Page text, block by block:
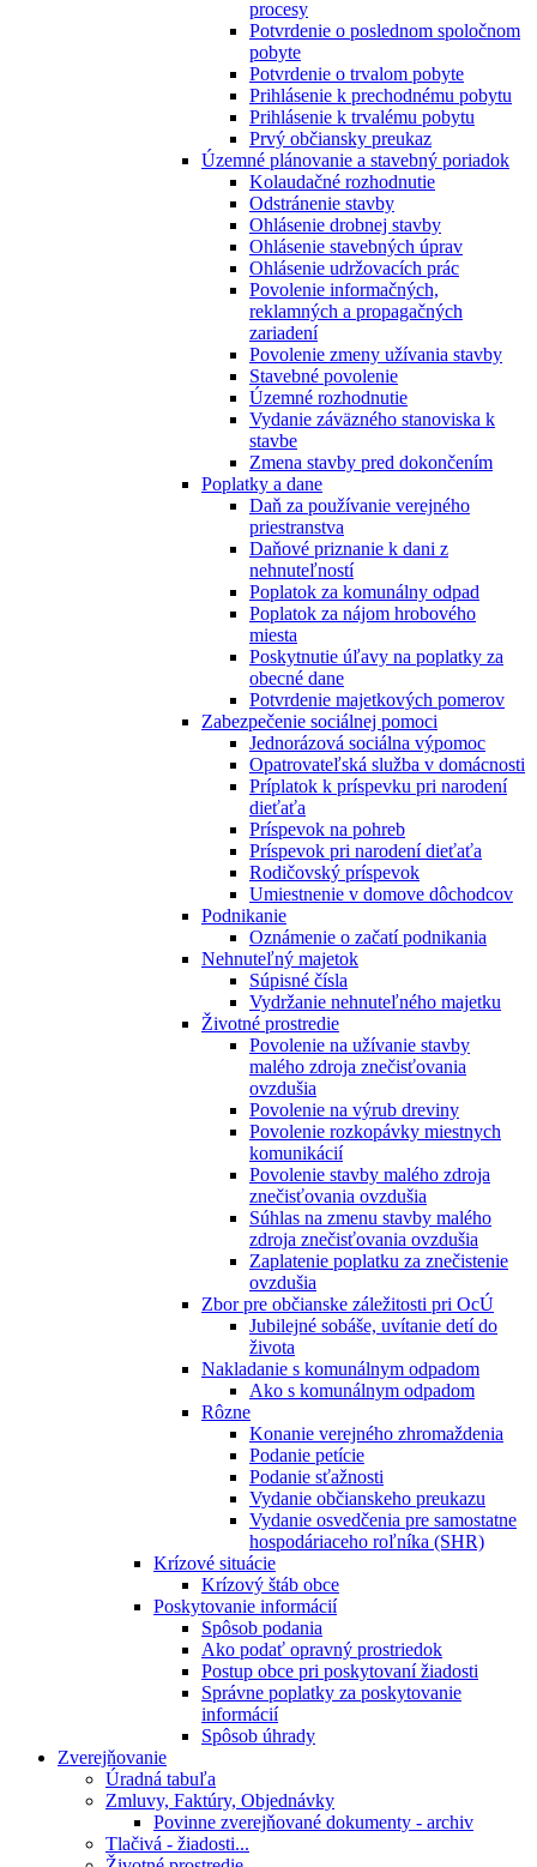
procesy
Potvrdenie o poslednom spoločnom
pobyte
Potvrdenie o trvalom pobyte
Prihlásenie k prechodnému pobytu
Prihlásenie k trvalému pobytu
Prvý občiansky preukaz
Územné plánovanie a stavebný poriadok
Kolaudačné rozhodnutie
Odstránenie stavby
Ohlásenie drobnej stavby
Ohlásenie stavebných úprav
Ohlásenie udržovacích prác
Povolenie informačných,
reklamných a propagačných
zariadení
Povolenie zmeny užívania stavby
Stavebné povolenie
Územné rozhodnutie
Vydanie záväzného stanoviska k
stavbe
Zmena stavby pred dokončením
Poplatky a dane
Daň za používanie verejného
priestranstva
Daňové priznanie k dani z
nehnuteľností
Poplatok za komunálny odpad
Poplatok za nájom hrobového
miesta
Poskytnutie úľavy na poplatky za
obecné dane
Potvrdenie majetkových pomerov
Zabezpečenie sociálnej pomoci
Jednorázová sociálna výpomoc
Opatrovateľská služba v domácnosti
Príplatok k príspevku pri narodení
dieťaťa
Príspevok na pohreb
Príspevok pri narodení dieťaťa
Rodičovský príspevok
Umiestnenie v domove dôchodcov
Podnikanie
Oznámenie o začatí podnikania
Nehnuteľný majetok
Súpisné čísla
Vydržanie nehnuteľného majetku
Životné prostredie
Povolenie na užívanie stavby
malého zdroja znečisťovania
ovzdušia
Povolenie na výrub dreviny
Povolenie rozkopávky miestnych
komunikácií
Povolenie stavby malého zdroja
znečisťovania ovzdušia
Súhlas na zmenu stavby malého
zdroja znečisťovania ovzdušia
Zaplatenie poplatku za znečistenie
ovzdušia
Zbor pre občianske záležitosti pri OcÚ
Jubilejné sobáše, uvítanie detí do
života
Nakladanie s komunálnym odpadom
Ako s komunálnym odpadom
Rôzne
Konanie verejného zhromaždenia
Podanie petície
Podanie sťažnosti
Vydanie občianskeho preukazu
Vydanie osvedčenia pre samostatne
hospodáriaceho roľníka (SHR)
Krízové situácie
Krízový štáb obce
Poskytovanie informácií
Spôsob podania
Ako podať opravný prostriedok
Postup obce pri poskytovaní žiadosti
Správne poplatky za poskytovanie
informácií
Spôsob úhrady
Zverejňovanie
Úradná tabuľa
Zmluvy, Faktúry, Objednávky
Povinne zverejňované dokumenty - archiv
Tlačivá - žiadosti...